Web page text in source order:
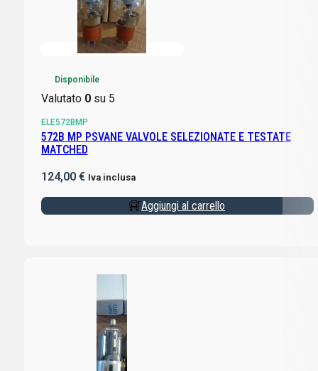
Disponibile
Valutato 0su 5
ELE572BMP
572B MP PSVANE VALVOLE SELEZIONATE E TESTATE
MATCHED
124,00 € Iva inclusa
Aggiungi al carrello